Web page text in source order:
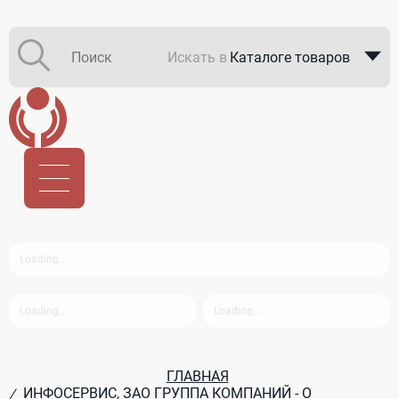
Искать в Каталоге товаров
ГЛАВНАЯ
/ ИНФОСЕРВИС, ЗАО ГРУППА КОМПАНИЙ - О